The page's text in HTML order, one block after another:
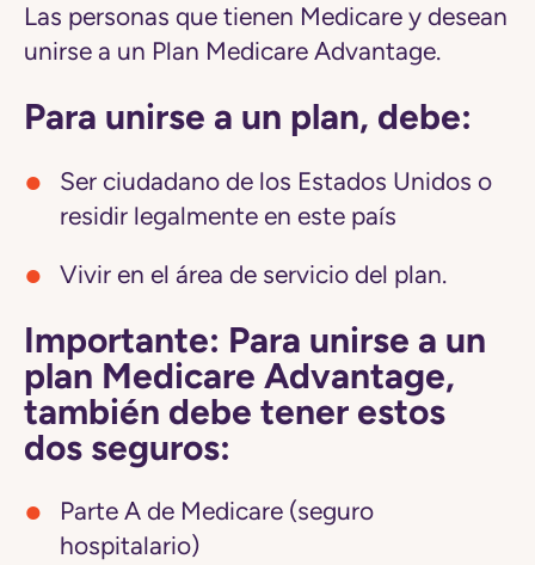
Las personas que tienen Medicare y desean
unirse a un Plan Medicare Advantage.
Para unirse a un plan, debe:
Ser ciudadano de los Estados Unidos o
residir legalmente en este país
Vivir en el área de servicio del plan.
Importante: Para unirse a un
plan Medicare Advantage,
también debe tener estos
dos seguros:
Parte A de Medicare (seguro
hospitalario)